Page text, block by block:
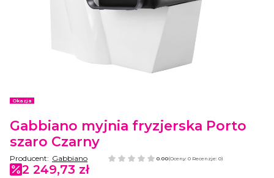
Etykiety
Okazja
Gabbiano myjnia fryzjerska Porto
szaro Czarny
Producent: Gabbiano 0.00(Oceny: 0 Recenzje: 0)
2 249,73 zł